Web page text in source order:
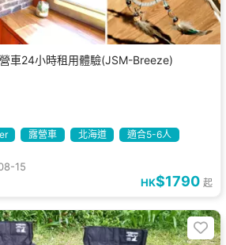
車24小時租用體驗(JSM-Breeze)
露營車 北海道
適合5-6人
15
HK$1790 起